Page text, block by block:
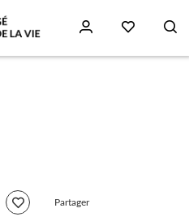
Partager